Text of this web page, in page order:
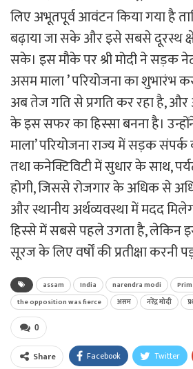
लिए अभूतपूर्व आवंटन किया गया है
बढ़ाया जा सके और इसे सबसे दूरस्थ
सके। इस मौके पर श्री मोदी ने सड़क
असम माला ’ परियोजना का शुभारंभ
अब तेज गति से प्रगति कर रहा है,
के इस सफर का हिस्सा बनना है।
माला’ परियोजना राज्य में सड़क
तथा कनेक्टिविटी में सुधार के साथ,
होगी, जिससे रोजगार के अधिक से
और स्थानीय अर्थव्यवस्था में मदद
हिस्से में सबसे पहले उगता है, लेकिन
सूरज के लिए वर्षों की प्रतीक्षा करनी
assam India narendra modi
the opposition was fierce
असम नरेंद्र मोदी
0
Share Facebook Twitter